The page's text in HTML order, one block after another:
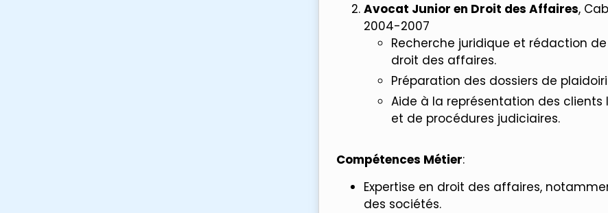
Avocat Junior en Droit des Affaires,
2004-2007
Recherche juridique et rédaction
droit des affaires.
Préparation des dossiers de
Aide à la représentation des
et de procédures judiciaires.
Compétences Métier:
Expertise en droit des affaires,
des sociétés.